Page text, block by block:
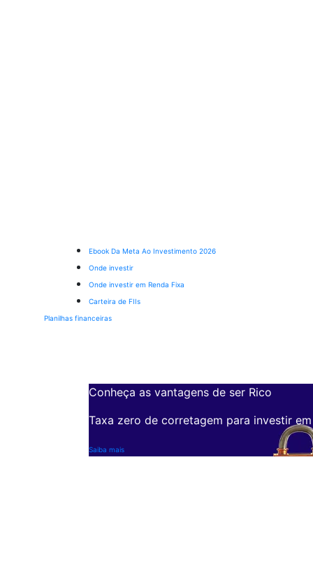
Ebook Da Meta Ao Investimento 2026
Onde investir
Onde investir em Renda Fixa
Carteira de FIIs
Planilhas financeiras
Conheça as vantagens de ser Rico
Taxa zero de corretagem para investir
Saiba mais